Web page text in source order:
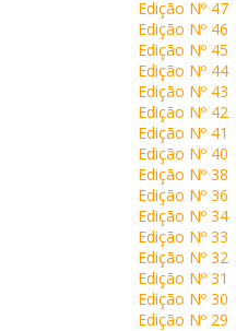
Edição Nº 47
Edição Nº 46
Edição Nº 45
Edição Nº 44
Edição Nº 43
Edição Nº 42
Edição Nº 41
Edição Nº 40
Edição Nº 38
Edição Nº 36
Edição Nº 34
Edição Nº 33
Edição Nº 32
Edição Nº 31
Edição Nº 30
Edição Nº 29